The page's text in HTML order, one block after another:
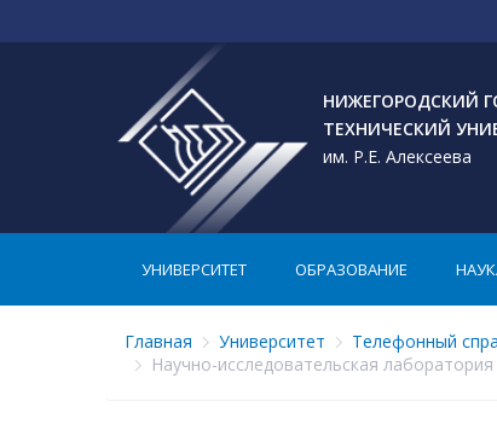
НИЖЕГОРОДСКИЙ
ТЕХНИЧЕСКИЙ
им. Р.Е. Алексеева
УНИВЕРСИТЕТ ОБРАЗОВАНИЕ
Главная Университет Телефонный
Научно-исследовательская